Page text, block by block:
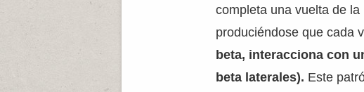
completa una vuelta de
produciéndose que cada
beta, interacciona con
beta laterales). Este